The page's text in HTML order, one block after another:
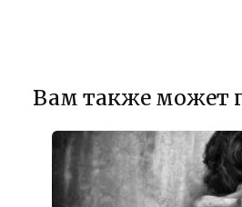
Вам также может